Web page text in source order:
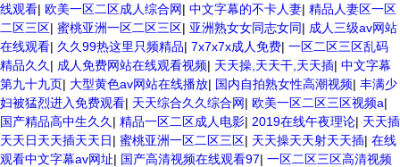
线观看| 欧美一区二区成人综合网| 中文字幕的不卡人妻| 精品人妻区一区
二区三区| 蜜桃亚洲一区二区三区| 亚洲熟女女同志女同| 成人三级av网站
在线观看| 久久99热这里只频精品| 7x7x7x成人免费| 一区二区三区乱码
精品久久 | 成人免费网站在线观看视频| 天天操,天天干,天天插| 中文字幕
第九十九页| 大型黄色av网站在线播放| 国内自拍熟女性高潮视频| 丰满少
妇被猛烈进入免费观看| 天天综合久久综合网| 欧美一区二区三区视频a|
国产精品高中生久久 | 精品一区二区成人电影| 2019在线午夜理论| 天天插
天天日天天插天天日| 蜜桃亚洲一区二区三区| 天天操天天射天天插| 在线
观看中文字幕av网址| 国产高清视频在线观看97| 一区二区三区高清视频